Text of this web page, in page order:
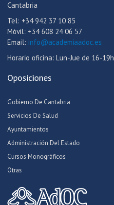
Cantabria
Tel: +34 942 37 10 85
Móvil: +34 608 24 06 57
Email: info@academiaadoc.es
Horario oficina: Lun-Jue de 16-19h
Oposiciones
Gobierno De Cantabria
Servicios De Salud
Ayuntamientos
Administración Del Estado
Cursos Monográficos
Otras